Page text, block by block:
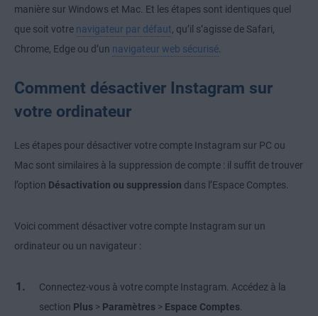
manière sur Windows et Mac. Et les étapes sont identiques quel
que soit votre navigateur par défaut , qu’il s’agisse de Safari,
Chrome, Edge ou d’un navigateur web sécurisé
Comment désactiver Instagram sur
votre ordinateur
Les étapes pour désactiver votre compte Instagram sur PC ou
Mac sont similaires à la suppression de compte : il suffit de trouver
l’option Désactivation ou suppression dans l’Espace Comptes.
Voici comment désactiver votre compte Instagram sur un
ordinateur ou un navigateur :
Connectez-vous à votre compte Instagram. Accédez à la
section Plus > Paramètres > Espace Comptes